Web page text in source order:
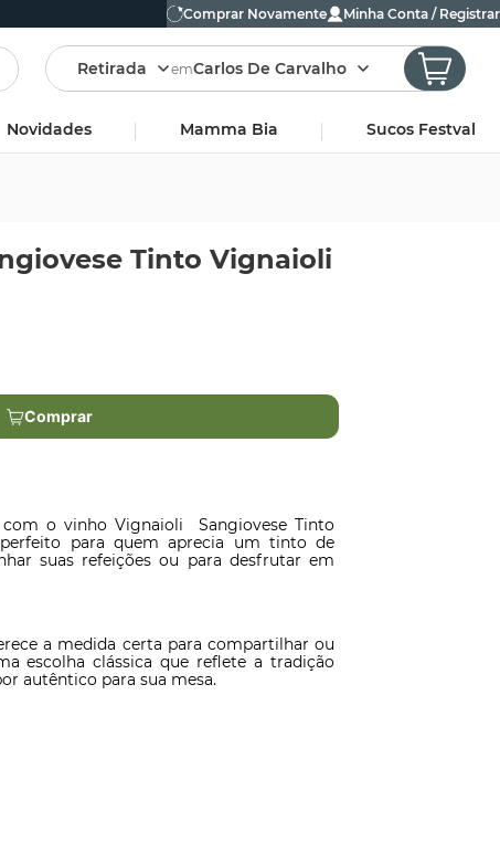
Comprar Novamente Minha Conta / Registrar
Retirada emCarlos De Carvalho
Novidades Mamma Bia Sucos Festval
Tinto Vignaioli
Comprar
o vinho Vignaioli  Sangiovese Tinto
para quem aprecia um tinto de
suas refeições ou para desfrutar em
a medida certa para compartilhar ou
escolha clássica que reflete a tradição
autêntico para sua mesa.